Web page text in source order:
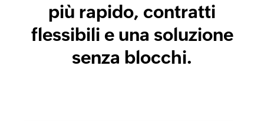
più rapido, contratti
flessibili e una soluzione
senza blocchi.